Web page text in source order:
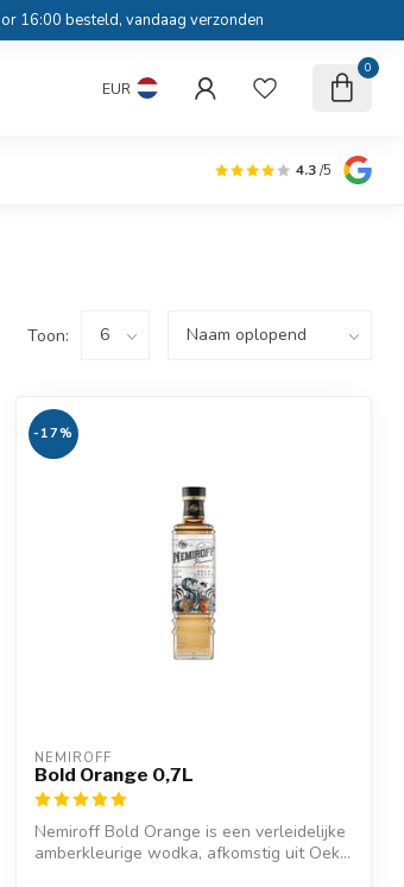
16:00 besteld, vandaag verzonden
EUR
0
4.3/5
Toon:
-17%
NEMIROFF
Bold Orange 0,7L
Nemiroff Bold Orange is een verleidelijke
amberkleurige wodka, afkomstig uit Oek...